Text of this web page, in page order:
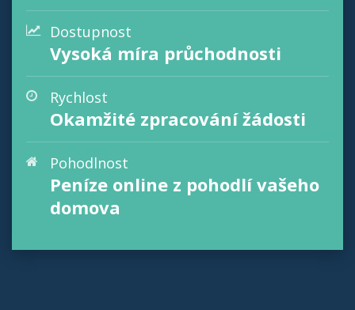
Dostupnost
Vysoká míra průchodnosti
Rychlost
Okamžité zpracování žádosti
Pohodlnost
Peníze online z pohodlí vašeho
domova